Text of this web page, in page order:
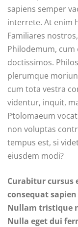
sapiens semper
interrete. At enim
Familiares
Philodemum,
doctissimos.
plerumque
cum tota vestra
videntur, inquit,
Ptolomaeum
non voluptas
tempus est, si
eiusdem modi?
Curabitur cursus
consequat
Nullam tristique
Nulla eget dui